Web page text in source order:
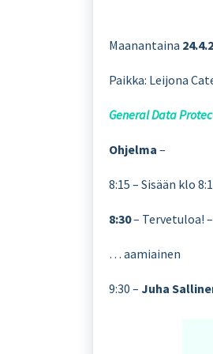
Maanantaina
Paikka: Leijona
General Data
Ohjelma –
8:15 – Sisään klo
8:30– Tervetuloa!
… aamiainen
9:30 – Juha